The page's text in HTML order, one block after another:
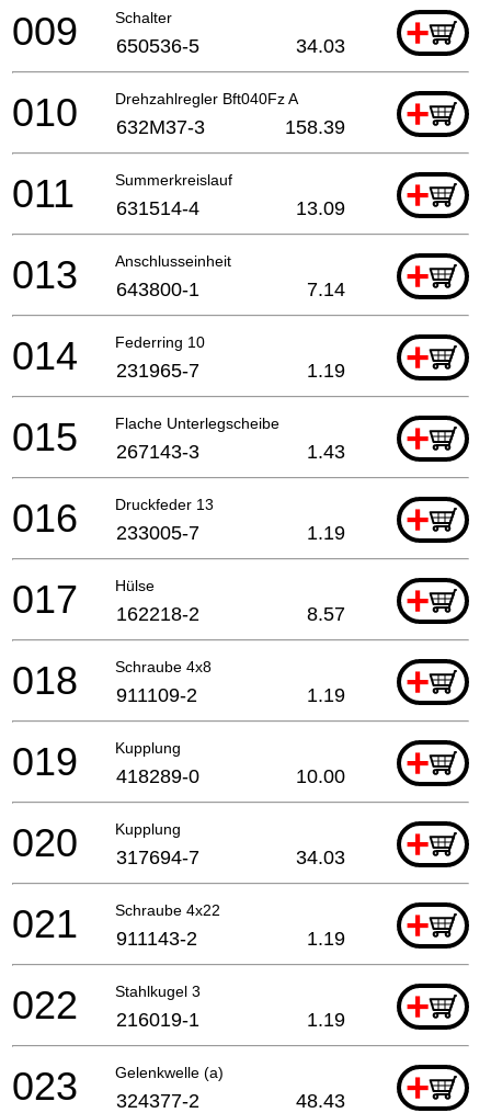
Schalter +
009 650536-5 34.03
Drehzahlregler Bft040Fz A +
010 632M37-3 158.39
Summerkreislauf +
011 631514-4 13.09
Anschlusseinheit +
013 643800-1 7.14
Federring 10 +
014 231965-7 1.19
Flache Unterlegscheibe +
015 267143-3 1.43
Druckfeder 13 +
016 233005-7 1.19
Hülse +
017 162218-2 8.57
Schraube 4x8 +
018 911109-2 1.19
Kupplung +
019 418289-0 10.00
Kupplung +
020 317694-7 34.03
Schraube 4x22 +
021 911143-2 1.19
Stahlkugel 3 +
022 216019-1 1.19
Gelenkwelle (a) +
023 324377-2 48.43